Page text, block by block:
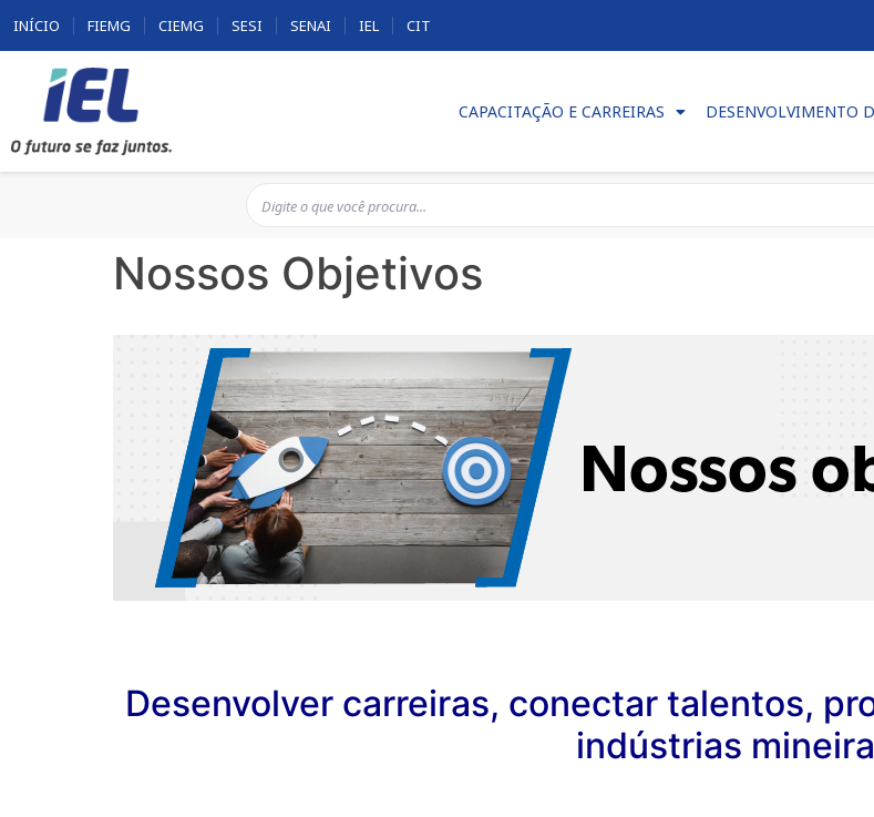
INÍCIO FIEMG CIEMG SESI SENAI IEL CIT
CAPACITAÇÃO E CARREIRAS DESENVOLVIMENTO
Nossos Objetivos
Desenvolver carreiras, conectar talentos,
indústrias